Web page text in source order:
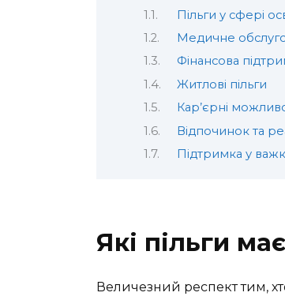
Пільги у сфері
Медичне
Фінансова
Житлові пільги
Кар’єрні
Відпочинок та
Підтримка у
Які пільги
Величезний респект тим,